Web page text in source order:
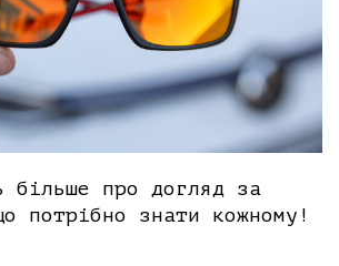
більше про догляд за
потрібно знати кожному!